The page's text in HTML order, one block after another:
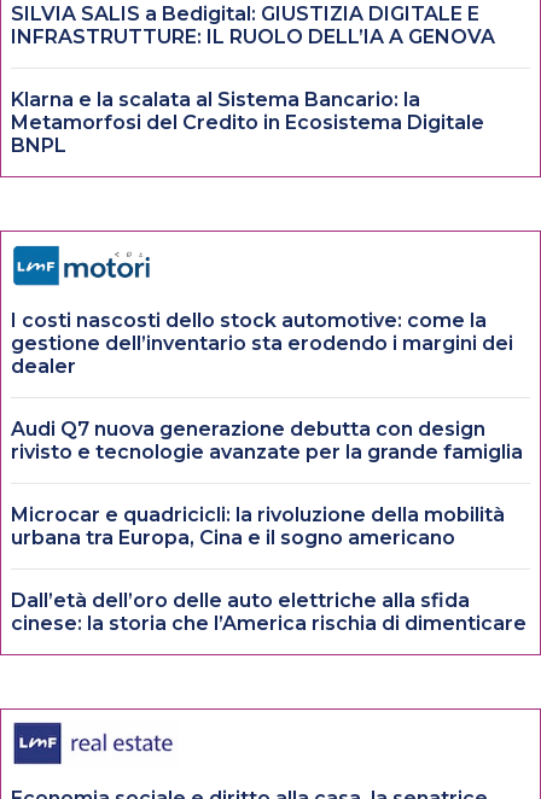
SILVIA SALIS a Bedigital: GIUSTIZIA DIGITALE E
INFRASTRUTTURE: IL RUOLO DELL’IA A GENOVA
Klarna e la scalata al Sistema Bancario: la
Metamorfosi del Credito in Ecosistema Digitale
BNPL
I costi nascosti dello stock automotive: come la
gestione dell’inventario sta erodendo i margini dei
dealer
Audi Q7 nuova generazione debutta con design
rivisto e tecnologie avanzate per la grande famiglia
Microcar e quadricicli: la rivoluzione della mobilità
urbana tra Europa, Cina e il sogno americano
Dall’età dell’oro delle auto elettriche alla sfida
cinese: la storia che l’America rischia di dimenticare